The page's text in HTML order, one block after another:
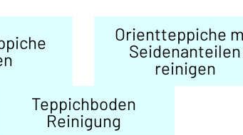
Orientteppiche
Seidenanteilen
reinigen
Teppichboden
Reinigung